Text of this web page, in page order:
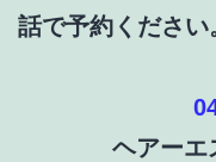
話で予約ください
ヘアーエ